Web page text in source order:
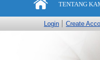
TENTANG
Login Create